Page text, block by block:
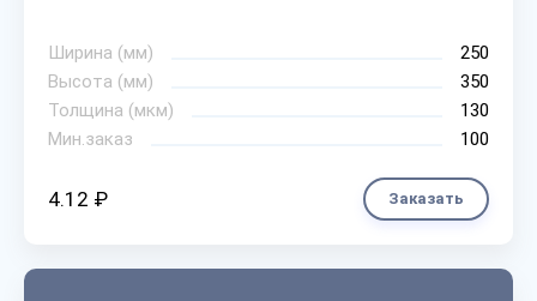
Ширина (мм)
250
Высота (мм)
350
Толщина (мкм)
130
Мин.заказ
100
4.12 ₽ Заказать